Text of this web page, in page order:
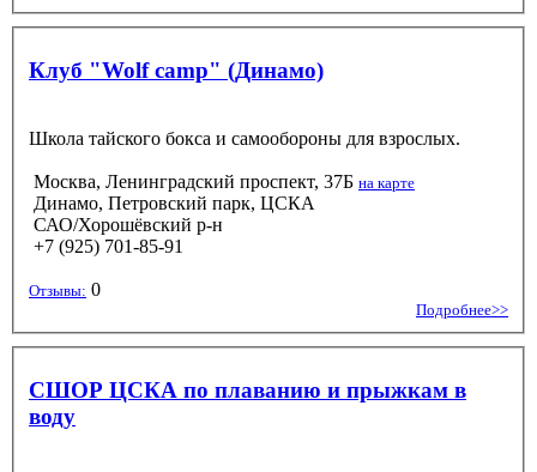
Клуб "Wolf camp" (Динамо)
Школа тайского бокса и самообороны для взрослых.
Москва, Ленинградский проспект, 37Б на карте
Динамо, Петровский парк, ЦСКА
САО/Хорошёвский р-н
+7 (925) 701-85-91
Отзывы: 0
Подробнее>>
СШОР ЦСКА по плаванию и прыжкам в
воду